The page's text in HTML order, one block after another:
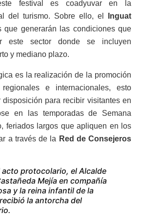
festival es coadyuvar en la
del turismo. Sobre ello, el
Inguat
que generarán las condiciones que
este sector donde se incluyen
y mediano plazo.
es la realización de la promoción
e internacionales, esto
disposición para recibir visitantes en
en las temporadas de Semana
feriados largos que apliquen en los
a través de la Red de Consejeros
acto protocolario, el Alcalde
Mejía en compañía
y la reina infantil de la
la antorcha del